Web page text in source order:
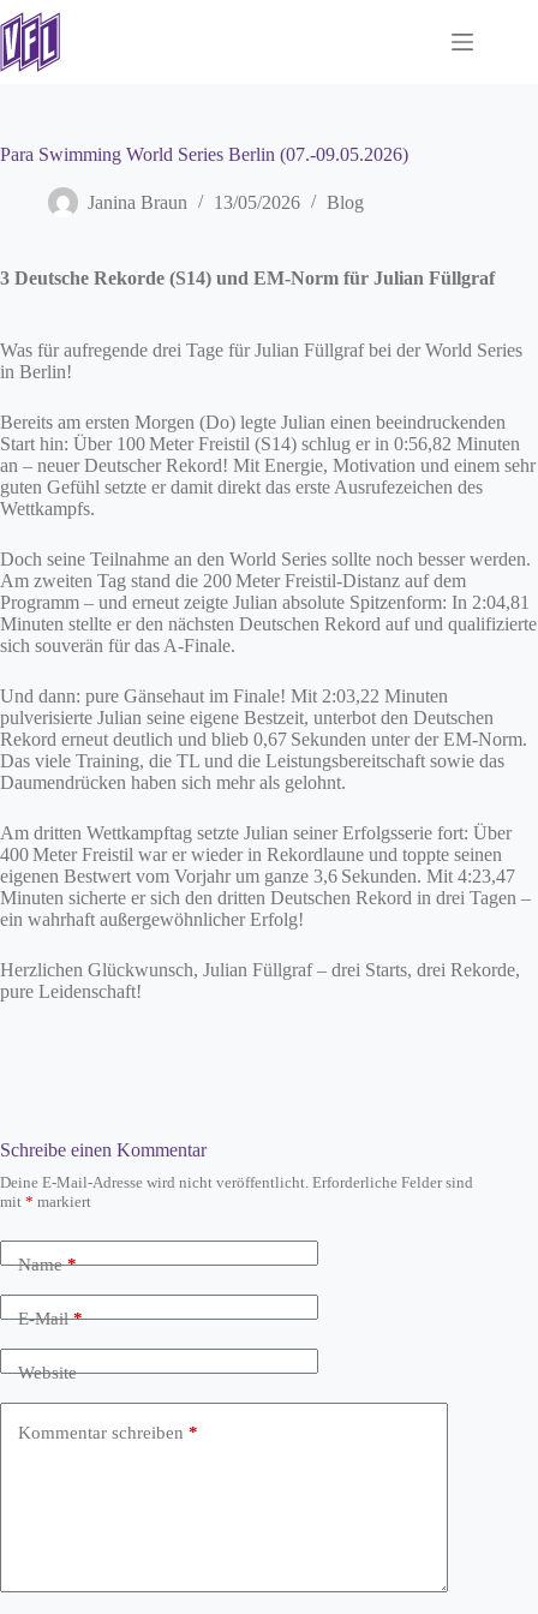
Zum
Inhalt
springen
Para Swimming World Series Berlin (07.-09.05.2026)
Janina Braun 13/05/2026 Blog
3 Deutsche Rekorde (S14) und EM-Norm für Julian Füllgraf
Was für aufregende drei Tage für Julian Füllgraf bei der World Series
in Berlin!
Bereits am ersten Morgen (Do) legte Julian einen beeindruckenden
Start hin: Über 100 Meter Freistil (S14) schlug er in 0:56,82 Minuten
an – neuer Deutscher Rekord! Mit Energie, Motivation und einem sehr
guten Gefühl setzte er damit direkt das erste Ausrufezeichen des
Wettkampfs.
Doch seine Teilnahme an den World Series sollte noch besser werden.
Am zweiten Tag stand die 200 Meter Freistil-Distanz auf dem
Programm – und erneut zeigte Julian absolute Spitzenform: In 2:04,81
Minuten stellte er den nächsten Deutschen Rekord auf und qualifizierte
sich souverän für das A-Finale.
Und dann: pure Gänsehaut im Finale! Mit 2:03,22 Minuten
pulverisierte Julian seine eigene Bestzeit, unterbot den Deutschen
Rekord erneut deutlich und blieb 0,67 Sekunden unter der EM-Norm.
Das viele Training, die TL und die Leistungsbereitschaft sowie das
Daumendrücken haben sich mehr als gelohnt.
Am dritten Wettkampftag setzte Julian seiner Erfolgsserie fort: Über
400 Meter Freistil war er wieder in Rekordlaune und toppte seinen
eigenen Bestwert vom Vorjahr um ganze 3,6 Sekunden. Mit 4:23,47
Minuten sicherte er sich den dritten Deutschen Rekord in drei Tagen –
ein wahrhaft außergewöhnlicher Erfolg!
Herzlichen Glückwunsch, Julian Füllgraf – drei Starts, drei Rekorde,
pure Leidenschaft!
Schreibe einen Kommentar
Deine E-Mail-Adresse wird nicht veröffentlicht. Erforderliche Felder sind
mit * markiert
Name*
E-Mail*
Website
Kommentar schreiben *